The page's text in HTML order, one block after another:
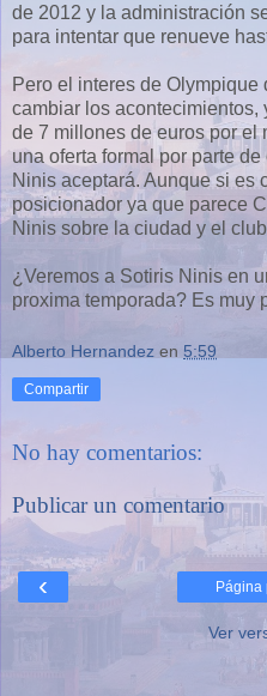
de 2012 y la administración
para intentar que renueve
Pero el interes de Olympique
cambiar los acontecimientos,
de 7 millones de euros por el
una oferta formal por parte
Ninis aceptará. Aunque si es
posicionador ya que parece
Ninis sobre la ciudad y el
¿Veremos a Sotiris Ninis en
proxima temporada? Es muy
Alberto Hernandez en 5:59
Compartir
No hay comentarios:
Publicar un comentario
‹ Página
Ver